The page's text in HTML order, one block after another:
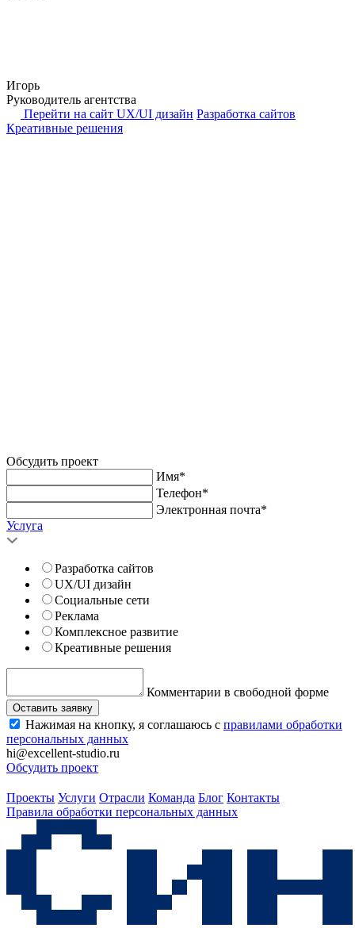
Игорь
Руководитель агентства
Перейти на сайт UX/UI дизайн Разработка сайтов
Креативные решения
Обсудить проект
Имя*
Телефон*
Электронная почта*
Услуга
Разработка сайтов
UX/UI дизайн
Социальные сети
Реклама
Комплексное развитие
Креативные решения
Комментарии в свободной форме
Оставить заявку
Нажимая на кнопку, я соглашаюсь с правилами обработки
персональных данных
hi@excellent-studio.ru
Обсудить проект
Проекты Услуги Отрасли Команда Блог Контакты
Правила обработки персональных данных